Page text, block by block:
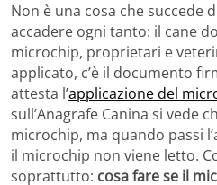
Non è una cosa che succede
accadere ogni tanto: il cane
microchip, proprietari e
applicato, c’è il documento
attesta l’applicazione del
sull’Anagrafe Canina si vede
microchip, ma quando passi
il microchip non viene letto.
soprattutto: cosa fare se il